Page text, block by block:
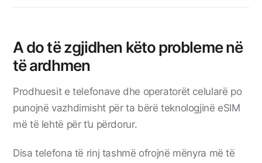
A do të zgjidhen këto probleme në
të ardhmen
Prodhuesit e telefonave dhe operatorët celularë po
punojnë vazhdimisht për ta bërë teknologjinë eSIM
më të lehtë për t’u përdorur.
Disa telefona të rinj tashmë ofrojnë mënyra më të